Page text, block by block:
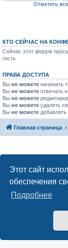
Этот сайт
обеспечения
Подробнее
Отметить
КТО СЕЙЧАС НА
Сейчас этот форум
гость
ПРАВА ДОСТУПА
Вы не можете начинать
Вы не можете отвечать
Вы не можете
Вы не можете удалять
Вы не можете
Главная страница